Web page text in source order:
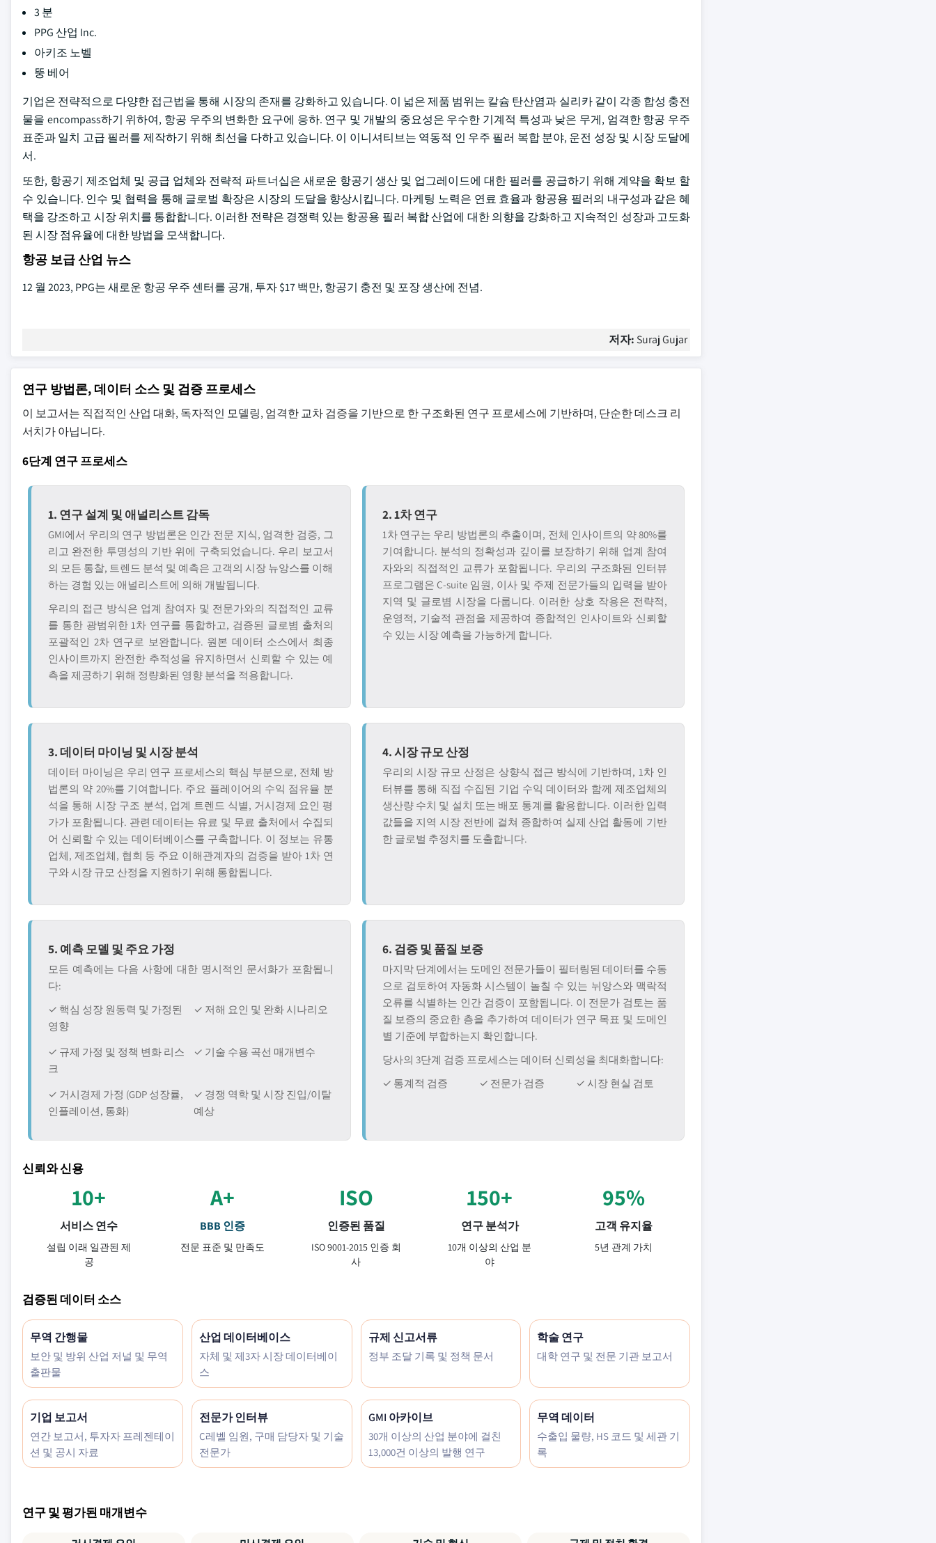
3 분
PPG 산업 Inc.
아키조 노벨
뚱 베어
기업은 전략적으로 다양한 접근법을 통해 시장의 존재를 강화하고 있습니다. 이 넓은 제품 범위는 칼슘 탄산염과 실리카 같이 각종 합성 충전
물을 encompass하기 위하여, 항공 우주의 변화한 요구에 응하. 연구 및 개발의 중요성은 우수한 기계적 특성과 낮은 무게, 엄격한 항공 우주
표준과 일치 고급 필러를 제작하기 위해 최선을 다하고 있습니다. 이 이니셔티브는 역동적 인 우주 필러 복합 분야, 운전 성장 및 시장 도달에
서.
또한, 항공기 제조업체 및 공급 업체와 전략적 파트너십은 새로운 항공기 생산 및 업그레이드에 대한 필러를 공급하기 위해 계약을 확보 할
수 있습니다. 인수 및 협력을 통해 글로벌 확장은 시장의 도달을 향상시킵니다. 마케팅 노력은 연료 효율과 항공용 필러의 내구성과 같은 혜
택을 강조하고 시장 위치를 통합합니다. 이러한 전략은 경쟁력 있는 항공용 필러 복합 산업에 대한 의향을 강화하고 지속적인 성장과 고도화
된 시장 점유율에 대한 방법을 모색합니다.
항공 보급 산업 뉴스
12 월 2023, PPG는 새로운 항공 우주 센터를 공개, 투자 $17 백만, 항공기 충전 및 포장 생산에 전념.
저자: Suraj Gujar
연구 방법론, 데이터 소스 및 검증 프로세스
이 보고서는 직접적인 산업 대화, 독자적인 모델링, 엄격한 교차 검증을 기반으로 한 구조화된 연구 프로세스에 기반하며, 단순한 데스크 리
서치가 아닙니다.
6단계 연구 프로세스
1. 연구 설계 및 애널리스트 감독
GMI에서 우리의 연구 방법론은 인간 전문 지식, 엄격한 검증, 그
리고 완전한 투명성의 기반 위에 구축되었습니다. 우리 보고서
의 모든 통찰, 트렌드 분석 및 예측은 고객의 시장 뉴앙스를 이해
하는 경험 있는 애널리스트에 의해 개발됩니다.
우리의 접근 방식은 업계 참여자 및 전문가와의 직접적인 교류
를 통한 광범위한 1차 연구를 통합하고, 검증된 글로볌 출처의
포괄적인 2차 연구로 보완합니다. 원본 데이터 소스에서 최종
인사이트까지 완전한 추적성을 유지하면서 신뢰할 수 있는 예
측을 제공하기 위해 정량화된 영향 분석을 적용합니다.
2. 1차 연구
1차 연구는 우리 방법론의 추출이며, 전체 인사이트의 약 80%를
기여합니다. 분석의 정확성과 깊이를 보장하기 위해 업계 참여
자와의 직접적인 교류가 포함됩니다. 우리의 구조화된 인터뷰
프로그램은 C-suite 임원, 이사 및 주제 전문가들의 입력을 받아
지역 및 글로볌 시장을 다룹니다. 이러한 상호 작용은 전략적,
운영적, 기술적 관점을 제공하여 종합적인 인사이트와 신뢰할
수 있는 시장 예측을 가능하게 합니다.
3. 데이터 마이닝 및 시장 분석
데이터 마이닝은 우리 연구 프로세스의 핵심 부분으로, 전체 방
법론의 약 20%를 기여합니다. 주요 플레이어의 수익 점유율 분
석을 통해 시장 구조 분석, 업계 트렌드 식별, 거시경제 요인 평
가가 포함됩니다. 관련 데이터는 유료 및 무료 출처에서 수집되
어 신뢰할 수 있는 데이터베이스를 구축합니다. 이 정보는 유통
업체, 제조업체, 협회 등 주요 이해관계자의 검증을 받아 1차 연
구와 시장 규모 산정을 지원하기 위해 통합됩니다.
4. 시장 규모 산정
우리의 시장 규모 산정은 상향식 접근 방식에 기반하며, 1차 인
터뷰를 통해 직접 수집된 기업 수익 데이터와 함께 제조업체의
생산량 수치 및 설치 또는 배포 통계를 활용합니다. 이러한 입력
값들을 지역 시장 전반에 걸쳐 종합하여 실제 산업 활동에 기반
한 글로벌 추정치를 도출합니다.
5. 예측 모델 및 주요 가정
모든 예측에는 다음 사항에 대한 명시적인 문서화가 포함됩니
다:
✓ 핵심 성장 원동력 및 가정된
영향
✓ 저해 요인 및 완화 시나리오
✓ 규제 가정 및 정책 변화 리스
크
✓ 기술 수용 곡선 매개변수
✓ 거시경제 가정 (GDP 성장률,
인플레이션, 통화)
✓ 경쟁 역학 및 시장 진입/이탈
예상
6. 검증 및 품질 보증
마지막 단계에서는 도메인 전문가들이 필터링된 데이터를 수동
으로 검토하여 자동화 시스템이 놀칠 수 있는 뉘앙스와 맥락적
오류를 식별하는 인간 검증이 포함됩니다. 이 전문가 검토는 품
질 보증의 중요한 층을 추가하여 데이터가 연구 목표 및 도메인
별 기준에 부합하는지 확인합니다.
당사의 3단계 검증 프로세스는 데이터 신뢰성을 최대화합니다:
✓ 통계적 검증
✓ 전문가 검증 ✓ 시장 현실 검토
신뢰와 신용
10+
서비스 연수
설립 이래 일관된 제
공
A+
BBB 인증
전문 표준 및 만족도
ISO
인증된 품질
ISO 9001-2015 인증 회
사
150+
연구 분석가
10개 이상의 산업 분
야
95%
고객 유지율
5년 관계 가치
검증된 데이터 소스
무역 간행물
보안 및 방위 산업 저널 및 무역
출판물
산업 데이터베이스
자체 및 제3자 시장 데이터베이
스
규제 신고서류
정부 조달 기록 및 정책 문서
학술 연구
대학 연구 및 전문 기관 보고서
기업 보고서
연간 보고서, 투자자 프레젠테이
션 및 공시 자료
전문가 인터뷰
C레벨 임원, 구매 담당자 및 기술
전문가
GMI 아카이브
30개 이상의 산업 분야에 걸친
13,000건 이상의 발행 연구
무역 데이터
수출입 물량, HS 코드 및 세관 기
록
연구 및 평가된 매개변수